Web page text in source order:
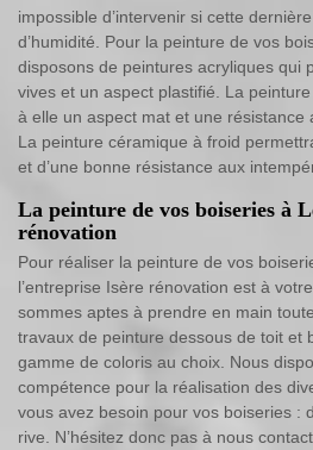
impossible d’intervenir si cette
d’humidité. Pour la peinture de vos
disposons de peintures acryliques qui
vives et un aspect plastifié. La
à elle un aspect mat et une résistance
La peinture céramique à froid
et d’une bonne résistance aux
La peinture de vos boiseries à
rénovation
Pour réaliser la peinture de vos
l’entreprise Isère rénovation est à
sommes aptes à prendre en main
travaux de peinture dessous de toit et
gamme de coloris au choix. Nous
compétence pour la réalisation des
vous avez besoin pour vos boiseries :
rive. N’hésitez donc pas à nous